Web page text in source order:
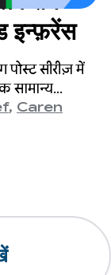
इन्फ़रेंस
सीरीज़ में
सामान्य
से बनाए
, Caren